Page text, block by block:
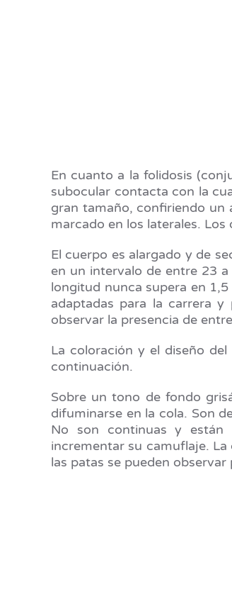
En cuanto a la folidosis
subocular contacta con la
gran tamaño, confiriendo un
marcado en los laterales.
El cuerpo es alargado y de
en un intervalo de entre 23
longitud nunca supera en
adaptadas para la carrera
observar la presencia de
La coloración y el diseño
continuación.
Sobre un tono de fondo
difuminarse en la cola. Son
No son continuas y están
incrementar su camuflaje.
las patas se pueden